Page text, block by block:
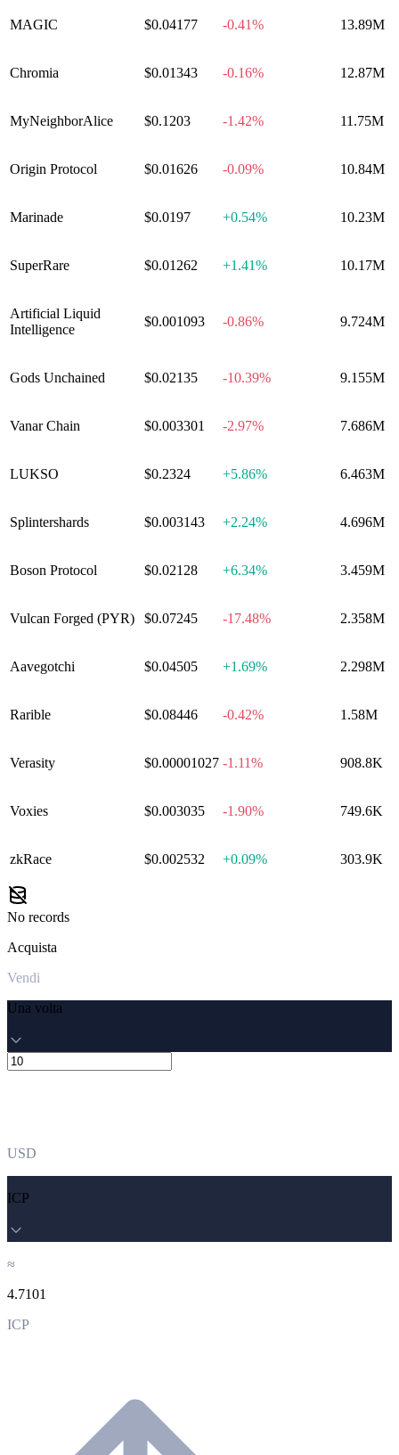
MAGIC $0.04177 -0.41% 13.89M
Chromia $0.01343 -0.16% 12.87M
MyNeighborAlice $0.1203 -1.42% 11.75M
Origin Protocol $0.01626 -0.09% 10.84M
Marinade $0.0197 +0.54% 10.23M
SuperRare $0.01262 +1.41% 10.17M
Artificial Liquid
Intelligence
$0.001093 -0.86% 9.724M
Gods Unchained $0.02135 -10.39% 9.155M
Vanar Chain $0.003301 -2.97% 7.686M
LUKSO $0.2324 +5.86% 6.463M
Splintershards $0.003143 +2.24% 4.696M
Boson Protocol $0.02128 +6.34% 3.459M
Vulcan Forged (PYR) $0.07245 -17.48% 2.358M
Aavegotchi $0.04505 +1.69% 2.298M
Rarible $0.08446 -0.42% 1.58M
Verasity $0.00001027 -1.11% 908.8K
Voxies $0.003035 -1.90% 749.6K
zkRace $0.002532 +0.09% 303.9K
No records
Acquista
Vendi
Una volta
USD
ICP
≈
4.7101
ICP